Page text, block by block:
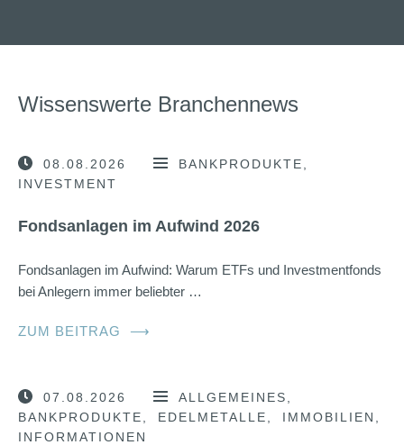
Wissenswerte Branchennews
08.08.2026
BANKPRODUKTE
INVESTMENT
Fondsanlagen im Aufwind 2026
Fondsanlagen im Aufwind: Warum ETFs und Investmentfonds
bei Anlegern immer beliebter …
ZUM BEITRAG ⟶
07.08.2026
ALLGEMEINES
BANKPRODUKTE
EDELMETALLE
IMMOBILIEN
INFORMATIONEN